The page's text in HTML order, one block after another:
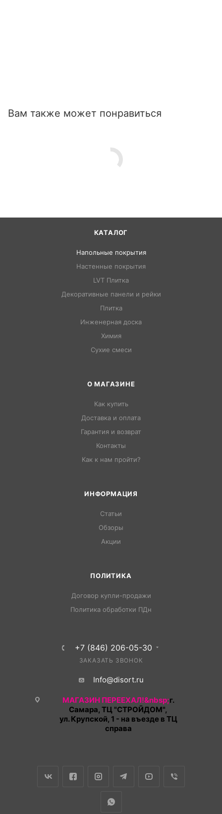
Вам также может понравиться
КАТАЛОГ
Напольные покрытия
Настенные покрытия
LVT Плитка
Декоративные панели и рейки
Плитка
Инженерная доска
Химия
Сухие смеси
О МАГАЗИНЕ
Как купить
Доставка и оплата
Гарантия и возврат
Контакты
Как к нам пройти?
ИНФОРМАЦИЯ
Статьи
Обзоры
Акции
ПОЛИТИКА
Договор купли-продажи
Политика обработки ПДн
+7 (846) 206-05-30
ЗАКАЗАТЬ ЗВОНОК
Info@disort.ru
МАГАЗИН ПЕРЕЕХАЛ!&nbsp;г.
Самара, ТЦ "СТРОЙДОМ",
ул. Крупской, 1 - на въезде в ТЦ
справа